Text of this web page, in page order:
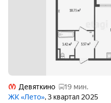
Девяткино
19 мин.
ЖК «Лето», 3 квартал 2025